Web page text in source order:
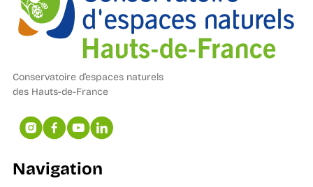
Conservatoire d’espaces naturels
des Hauts-de-France
Navigation